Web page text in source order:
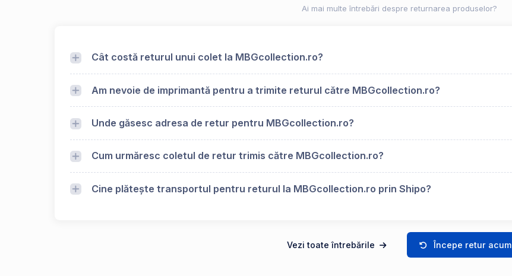
Ai mai multe întrebări despre returnarea produselor?
Cât costă returul unui colet la MBGcollection.ro?
Am nevoie de imprimantă pentru a trimite returul către MBGcollection.ro?
Unde găsesc adresa de retur pentru MBGcollection.ro?
Cum urmăresc coletul de retur trimis către MBGcollection.ro?
Cine plătește transportul pentru returul la MBGcollection.ro prin Shipo?
Vezi toate întrebările Începe retur acum